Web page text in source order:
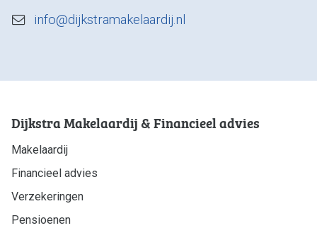
info@dijkstramakelaardij.nl
Dijkstra Makelaardij & Financieel advies
Makelaardij
Financieel advies
Verzekeringen
Pensioenen